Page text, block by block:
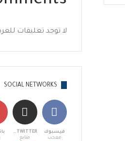
لا توجد تعليقات
SOCIAL NETWORKS
فيسبوك
معجب
X TWITTER
متابع